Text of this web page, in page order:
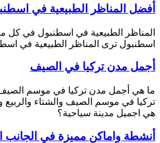
أفضل المناظر الطبيعية في
المناظر الطبيعية في اسطنبول في كل
اسطنبول ترى المناظر الطبيعية في
أجمل مدن تركيا في الصيف
ما هي أجمل مدن تركيا في موسم
تركيا في موسم الصيف والشتاء
هي اجميل مدينة سياحية؟
أنشطة واماكن مميزة في